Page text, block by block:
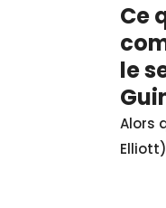
Ce
le
Alors